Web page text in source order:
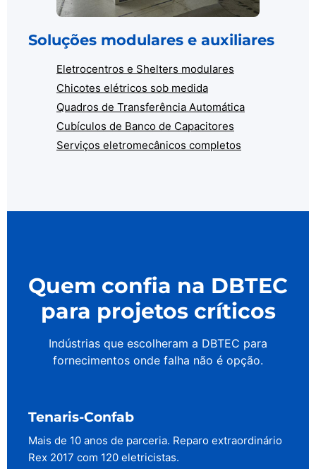
Soluções modulares e auxiliares
Eletrocentros e Shelters modulares
Chicotes elétricos sob medida
Quadros de Transferência Automática
Cubículos de Banco de Capacitores
Serviços eletromecânicos completos
Quem confia na DBTEC
para projetos críticos
Indústrias que escolheram a DBTEC para
fornecimentos onde falha não é opção.
Tenaris-Confab
Mais de 10 anos de parceria. Reparo extraordinário
Rex 2017 com 120 eletricistas.